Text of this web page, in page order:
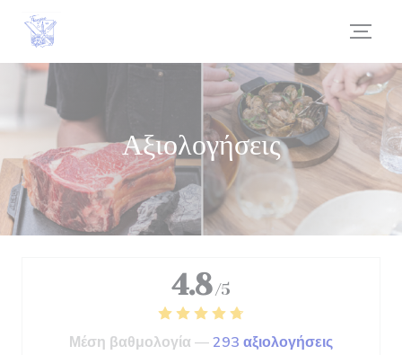
Πίνακας διαχείρισης "Μπισκότων" (Cookies)
Αξιολογήσεις
4.8 /5
Μέση βαθμολογία —293 αξιολογήσεις